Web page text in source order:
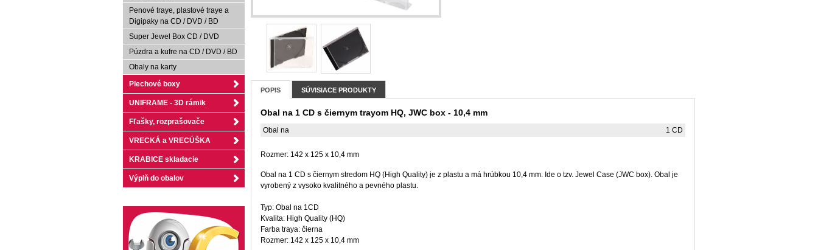
POPIS SÚVISIACE PRODUKTY
Obal na 1 CD s čiernym trayom HQ, JWC box - 10,4 mm
Obal na 1 CD
Rozmer: 142 x 125 x 10,4 mm
Obal na 1 CD s čiernym stredom HQ (High Quality) je z plastu a má hrúbkou 10,4 mm. Ide o tzv. Jewel Case (JWC box). Obal je
vyrobený z vysoko kvalitného a pevného plastu.
Typ: Obal na 1CD
Kvalita: High Quality (HQ)
Farba traya: čierna
Rozmer: 142 x 125 x 10,4 mm
Penové traye, plastové traye a
Digipaky na CD / DVD / BD
Super Jewel Box CD / DVD
Púzdra a kufre na CD / DVD / BD
Obaly na karty
Plechové boxy
UNIFRAME - 3D rámik
Fľašky, rozprašovače
VRECKÁ a VRECÚŠKA
KRABICE skladacie
Výplň do obalov